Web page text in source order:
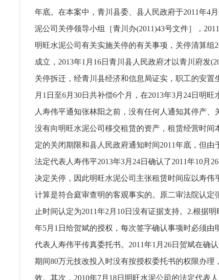
年底。在本案中，青川县委、县人民政府于2011年4
泥公司关停领导小组［青川办(2011)43号文件］，
明旺水泥公司有关实施关停的有关事项，关停清算组
成立，2013年1月16日青川县人民政府才以青川府发
关停拆迁，经青川县经济和信息局证实，职工的安置
月1日至6月30日共补偿6个月，在2013年3月24日明旺
人寿伟平通知张林阳之前，没有任何人通知其停产、
没有向明旺水泥公司移交租赁的资产，租赁经营时间
定的关闭期限和县人民政府通知时间2011年底，但由
法定代表人寿伟平2013年3月24日确认了2011年10月
决定关停，因此明旺水泥公司主张租赁时间应以寿伟
计算是符合庭审查明的客观事实的。原二审法院认定
止时间认定为2011年2月10日没有证据支持。2.根据明
年5月1日给贺斌的授权，每次签字确认事项时必须由
代表人寿伟平传真委托书。2011年1月26日贺斌在确
期间80万元技改投入时没有按授权委托书的权限办理
效。其次，2010年7月18日明旺水泥公司的法定代表